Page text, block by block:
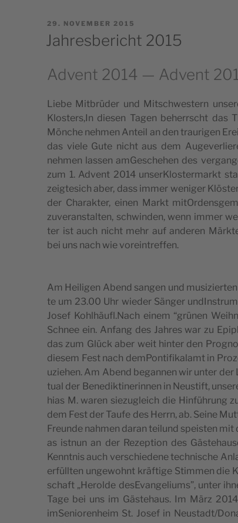
POSTED
29. NOVEMBER 2015
Jahresbericht 2015
Advent 2014 — Advent
Lie­be Mit­brüder und Mit­sc­hwe­s­tern
Klosters,In die­sen Tagen behe­rr­sc­ht das
Mönc­he nehmen Ante­il an den tra­u­ri­gen
das vie­le Gute nic­ht aus dem
nehmen las­sen amGe­sc­he­hen des
zum 1. Advent 2014 unser­Klo­s­ter­markt
zeig­te­sich aber, dass immer weni­ger
der Cha­rak­ter, einen Markt
zuve­ran­stal­ten, schwin­den, wenn immer
ter ist auch nic­ht mehr auf ande­ren
bei uns nach wie voreintreffen.
Am Hei­li­gen Abend san­gen und
te um 23.00 Uhr wie­der Sän­ger
Josef Kohlhäufl.Nach einem “grünen
Schnee ein. Anfang des Jahres war zu
das zum Glück aber weit hin­ter den
die­sem Fest nach dem­Pon­tifi­ka­lamt in
u­zi­e­hen. Am Abend began­nen wir unter
tu­al der Bene­dik­ti­ne­rin­nen in Neu­s­ti­ft,
hi­as M. waren sie­zu­gle­ich die Hin­führung
dem Fest der Tau­fe des Herrn, ab. Sei­ne
Fre­un­de nahmen daran tei­lund spe­i­s­ten
as ist­nun an der Reze­p­ti­on des
Kennt­nis auch ver­sc­hi­e­de­ne tec­hni­sc­he
erfüllten unge­wo­hnt kräf­t­ige Stim­men die
sc­ha­ft „Herol­de desE­van­ge­li­ums”, unter
Tage bei uns im Gäs­te­ha­us. Im März
imSe­ni­o­ren­he­im St. Josef in Neustadt/